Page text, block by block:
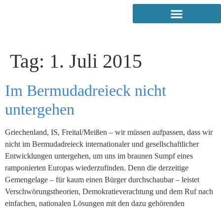
Tag: 1. Juli 2015
Im Bermudadreieck nicht
untergehen
Griechenland, IS, Freital/Meißen – wir müssen aufpassen, dass wir
nicht im Bermudadreieck internationaler und gesellschaftlicher
Entwicklungen untergehen, um uns im braunen Sumpf eines
ramponierten Europas wiederzufinden. Denn die derzeitige
Gemengelage – für kaum einen Bürger durchschaubar – leistet
Verschwörungstheorien, Demokratieverachtung und dem Ruf nach
einfachen, nationalen Lösungen mit den dazu gehörenden